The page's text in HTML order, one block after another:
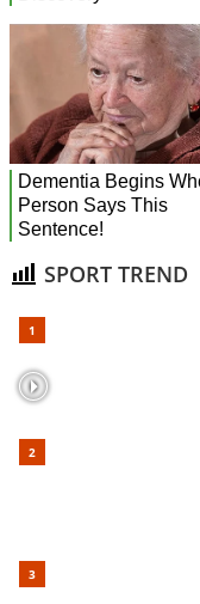
SPORT TREND